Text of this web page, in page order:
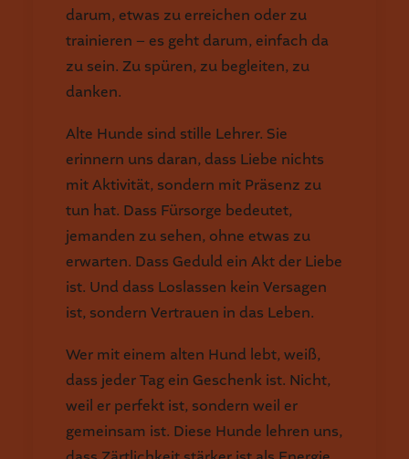
darum, etwas zu erreichen oder zu
trainieren – es geht darum, einfach da
zu sein. Zu spüren, zu begleiten, zu
danken.
Alte Hunde sind stille Lehrer. Sie
erinnern uns daran, dass Liebe nichts
mit Aktivität, sondern mit Präsenz zu
tun hat. Dass Fürsorge bedeutet,
jemanden zu sehen, ohne etwas zu
erwarten. Dass Geduld ein Akt der Liebe
ist. Und dass Loslassen kein Versagen
ist, sondern Vertrauen in das Leben.
Wer mit einem alten Hund lebt, weiß,
dass jeder Tag ein Geschenk ist. Nicht,
weil er perfekt ist, sondern weil er
gemeinsam ist. Diese Hunde lehren uns,